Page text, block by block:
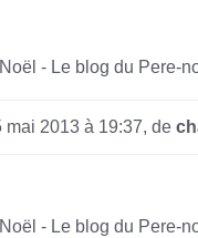
- Le blog du Pere-
mai 2013 à 19:37, de
- Le blog du Pere-